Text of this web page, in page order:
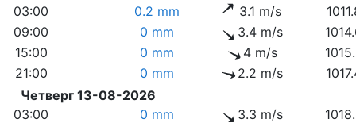
03:00 0.2 mm 3.1 m/s
09:00
0 mm 3.4 m/s
15:00
0 mm 4 m/s
21:00
0 mm 2.2 m/s
Четверг 13-08-2026
03:00
0 mm 3.3 m/s